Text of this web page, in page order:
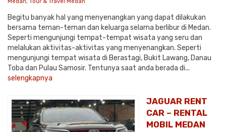
Medan, Tour & Travel Medan
Begitu banyak hal yang menyenangkan yang dapat dilakukan
bersama teman-teman dan keluarga selama berlibur di Medan.
Seperti mengunjungi tempat-tempat wisata yang seru dan
melalukan aktivitas-aktivitas yang menyenangkan. Seperti
mengunjungi tempat wisata di Berastagi, Bukit Lawang, Danau
Toba dan Pulau Samosir. Tentunya saat anda berada di...
selengkapnya
JAGUAR RENT
CAR – RENTAL
MOBIL MEDAN